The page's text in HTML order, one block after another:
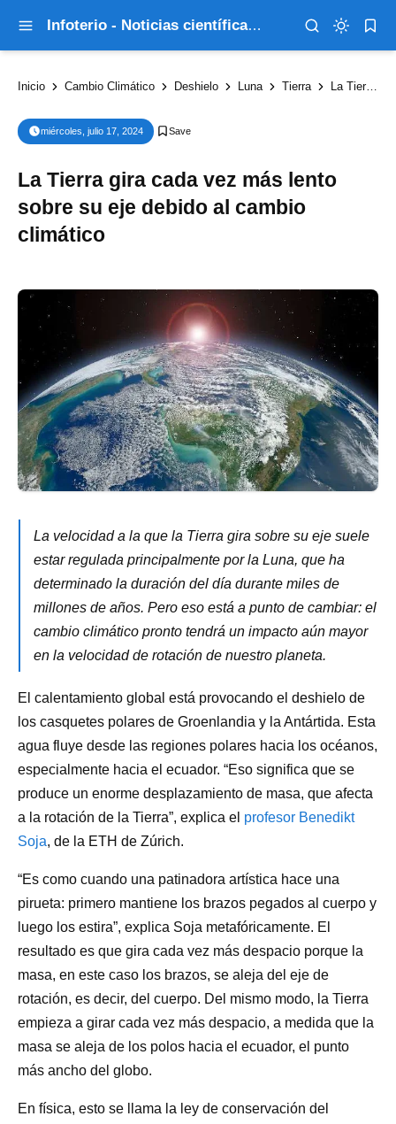
Infoterio - Noticias científicas que explican el mundo
Inicio Cambio Climático Deshielo Luna Tierra La Tierra gira cada vez más lento sobre su eje debido al cambio climático
miércoles, julio 17, 2024
La Tierra gira cada vez más lento
sobre su eje debido al cambio
climático
La velocidad a la que la Tierra gira sobre su eje suele
estar regulada principalmente por la Luna, que ha
determinado la duración del día durante miles de
millones de años. Pero eso está a punto de cambiar: el
cambio climático pronto tendrá un impacto aún mayor
en la velocidad de rotación de nuestro planeta.
El calentamiento global está provocando el deshielo de
los casquetes polares de Groenlandia y la Antártida. Esta
agua fluye desde las regiones polares hacia los océanos,
especialmente hacia el ecuador. “Eso significa que se
produce un enorme desplazamiento de masa, que afecta
a la rotación de la Tierra”, explica el profesor Benedikt
Soja, de la ETH de Zúrich.
“Es como cuando una patinadora artística hace una
pirueta: primero mantiene los brazos pegados al cuerpo y
luego los estira”, explica Soja metafóricamente. El
resultado es que gira cada vez más despacio porque la
masa, en este caso los brazos, se aleja del eje de
rotación, es decir, del cuerpo. Del mismo modo, la Tierra
empieza a girar cada vez más despacio, a medida que la
masa se aleja de los polos hacia el ecuador, el punto
más ancho del globo.
En física, esto se llama la ley de conservación del